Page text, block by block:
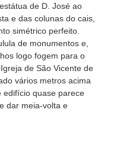
de D. José ao
e das colunas do cais,
simétrico perfeito.
de monumentos e,
logo fogem para o
de São Vicente de
vários metros acima
edifício quase parece
dar meia-volta e